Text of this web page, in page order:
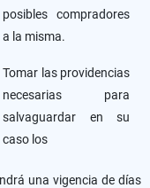
posibles compradores
a la misma.
Tomar las providencias
necesarias para
salvaguardar en su
caso los
una vigencia de días